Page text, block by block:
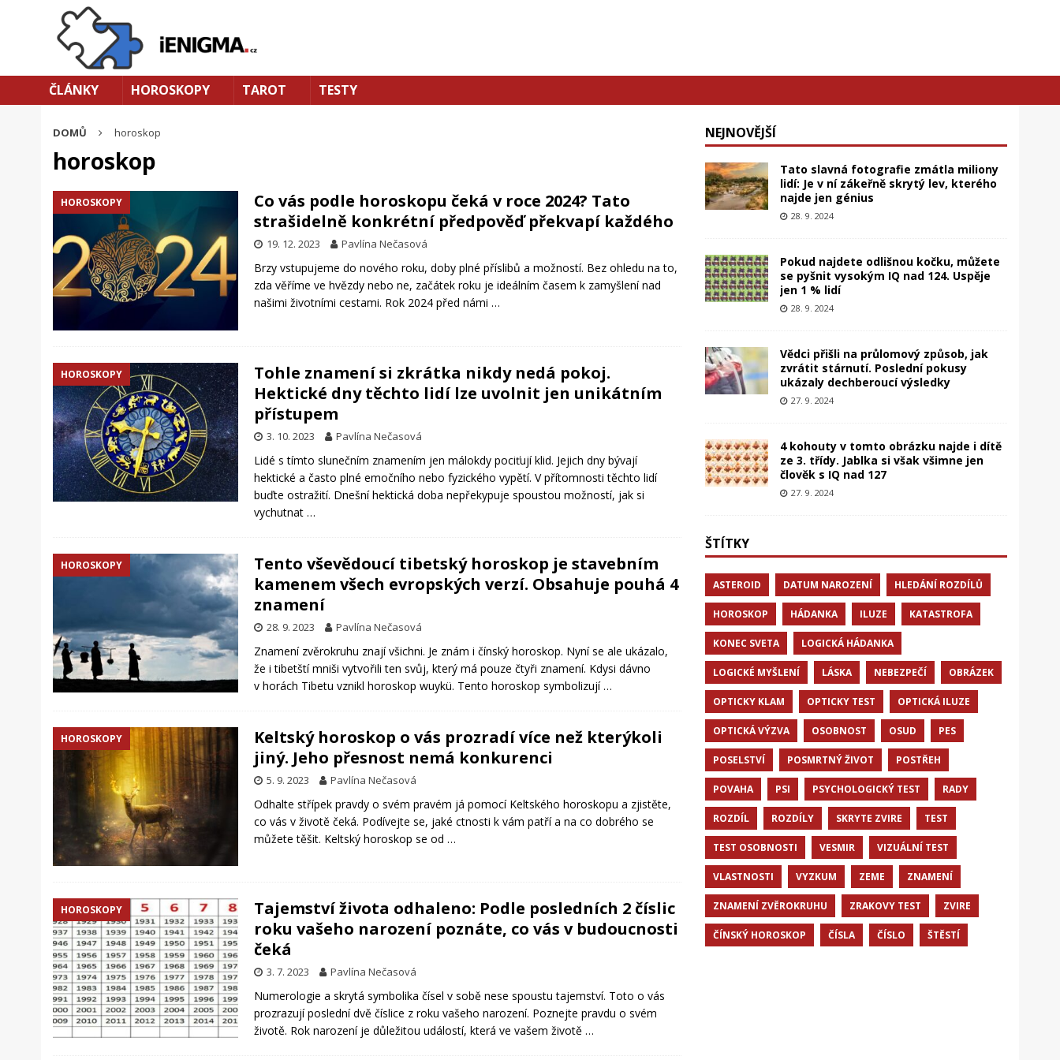
ČLÁNKY HOROSKOPY TAROT TESTY
DOMŮ horoskop
horoskop
HOROSKOPY
Co vás podle horoskopu čeká v roce 2024? Tato
strašidelně konkrétní předpověď překvapí každého
19. 12. 2023 Pavlína Nečasová
Brzy vstupujeme do nového roku, doby plné příslibů a možností. Bez ohledu na to,
zda věříme ve hvězdy nebo ne, začátek roku je ideálním časem k zamyšlení nad
našimi životními cestami. Rok 2024 před námi …
HOROSKOPY
Tohle znamení si zkrátka nikdy nedá pokoj.
Hektické dny těchto lidí lze uvolnit jen unikátním
přístupem
3. 10. 2023 Pavlína Nečasová
Lidé s tímto slunečním znamením jen málokdy pociťují klid. Jejich dny bývají
hektické a často plné emočního nebo fyzického vypětí. V přítomnosti těchto lidí
buďte ostražití. Dnešní hektická doba nepřekypuje spoustou možností, jak si
vychutnat …
HOROSKOPY
Tento vševědoucí tibetský horoskop je stavebním
kamenem všech evropských verzí. Obsahuje pouhá 4
znamení
28. 9. 2023 Pavlína Nečasová
Znamení zvěrokruhu znají všichni. Je znám i čínský horoskop. Nyní se ale ukázalo,
že i tibetští mniši vytvořili ten svůj, který má pouze čtyři znamení. Kdysi dávno
v horách Tibetu vznikl horoskop wuykü. Tento horoskop symbolizují …
HOROSKOPY
Keltský horoskop o vás prozradí více než kterýkoli
jiný. Jeho přesnost nemá konkurenci
5. 9. 2023 Pavlína Nečasová
Odhalte střípek pravdy o svém pravém já pomocí Keltského horoskopu a zjistěte,
co vás v životě čeká. Podívejte se, jaké ctnosti k vám patří a na co dobrého se
můžete těšit. Keltský horoskop se od …
HOROSKOPY
Tajemství života odhaleno: Podle posledních 2 číslic
roku vašeho narození poznáte, co vás v budoucnosti
čeká
3. 7. 2023 Pavlína Nečasová
Numerologie a skrytá symbolika čísel v sobě nese spoustu tajemství. Toto o vás
prozrazují poslední dvě číslice z roku vašeho narození. Poznejte pravdu o svém
životě. Rok narození je důležitou událostí, která ve vašem životě …
NEJNOVĚJŠÍ
Tato slavná fotografie zmátla miliony
lidí: Je v ní zákeřně skrytý lev, kterého
najde jen génius
28. 9. 2024
Pokud najdete odlišnou kočku, můžete
se pyšnit vysokým IQ nad 124. Uspěje
jen 1 % lidí
28. 9. 2024
Vědci přišli na průlomový způsob, jak
zvrátit stárnutí. Poslední pokusy
ukázaly dechberoucí výsledky
27. 9. 2024
4 kohouty v tomto obrázku najde i dítě
ze 3. třídy. Jablka si však všimne jen
člověk s IQ nad 127
27. 9. 2024
ŠTÍTKY
ASTEROID DATUM NAROZENÍ HLEDÁNÍ ROZDÍLŮ
HOROSKOP HÁDANKA ILUZE KATASTROFA
KONEC SVETA LOGICKÁ HÁDANKA
LOGICKÉ MYŠLENÍ LÁSKA NEBEZPEČÍ OBRÁZEK
OPTICKY KLAM OPTICKY TEST OPTICKÁ ILUZE
OPTICKÁ VÝZVA OSOBNOST OSUD PES
POSELSTVÍ POSMRTNÝ ŽIVOT POSTŘEH
POVAHA PSI PSYCHOLOGICKÝ TEST RADY
ROZDÍL ROZDÍLY SKRYTE ZVIRE TEST
TEST OSOBNOSTI VESMIR VIZUÁLNÍ TEST
VLASTNOSTI VYZKUM ZEME ZNAMENÍ
ZNAMENÍ ZVĚROKRUHU ZRAKOVY TEST ZVIRE
ČÍNSKÝ HOROSKOP ČÍSLA ČÍSLO ŠTĚSTÍ